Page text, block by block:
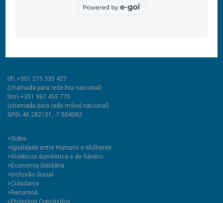
© 2011-2024 COOLABORA CRL
Todos os direitos reservados
tlf\ +351 275 335 427
(chamada para rede fixa nacional)
tlm\ +351 967 455 775
(chamada para rede móvel nacional)
GPS\ 40.282151, -7.504082
>Sobre
>Igualdade entre Homens e Mulheres
>Violência doméstica e de Género
>Economia Solidária
>Inclusão Social
>Cidadania
>Recursos
>Projectos Concluídos